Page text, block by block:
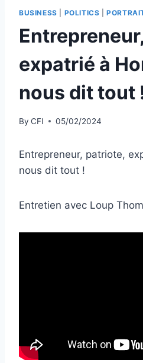
BUSINESS POLITICS |
expatrié à
nous dit tout
By CFI 05/02/2024
Entrepreneur, patriote,
nous dit tout !
Entretien avec Loup